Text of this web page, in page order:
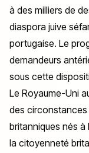
à des milliers de
diaspora juive
portugaise. Le
demandeurs
sous cette
Le Royaume-Uni
des
britanniques nés
la citoyenneté